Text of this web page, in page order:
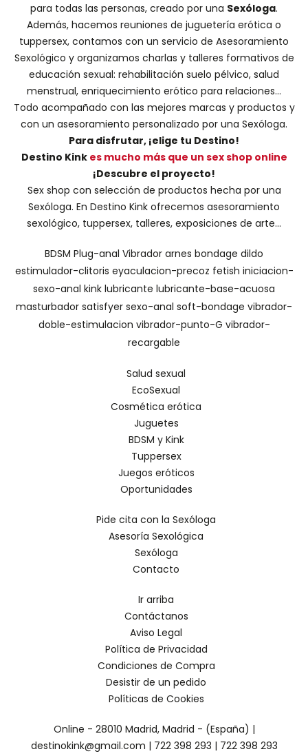
para todas las personas, creado por una Sexóloga.
Además, hacemos reuniones de juguetería erótica o
tuppersex, contamos con un servicio de Asesoramiento
Sexológico y organizamos charlas y talleres formativos de
educación sexual: rehabilitación suelo pélvico, salud
menstrual, enriquecimiento erótico para relaciones...
Todo acompañado con las mejores marcas y productos y
con un asesoramiento personalizado por una Sexóloga.
Para disfrutar, ¡elige tu Destino!
Destino Kink es mucho más que un sex shop online
¡Descubre el proyecto!
Sex shop con selección de productos hecha por una
Sexóloga. En Destino Kink ofrecemos asesoramiento
sexológico, tuppersex, talleres, exposiciones de arte...
BDSM Plug-anal Vibrador arnes bondage dildo
estimulador-clitoris eyaculacion-precoz fetish iniciacion-
sexo-anal kink lubricante lubricante-base-acuosa
masturbador satisfyer sexo-anal soft-bondage vibrador-
doble-estimulacion vibrador-punto-G vibrador-
recargable
Salud sexual
EcoSexual
Cosmética erótica
Juguetes
BDSM y Kink
Tuppersex
Juegos eróticos
Oportunidades
Pide cita con la Sexóloga
Asesoría Sexológica
Sexóloga
Contacto
Ir arriba
Contáctanos
Aviso Legal
Política de Privacidad
Condiciones de Compra
Desistir de un pedido
Políticas de Cookies
Online - 28010 Madrid, Madrid - (España) |
destinokink@gmail.com | 722 398 293 | 722 398 293